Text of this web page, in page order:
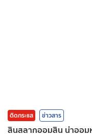
ติดกระแส ข่าวสาร
สินสลากออมสิน น่าออมห